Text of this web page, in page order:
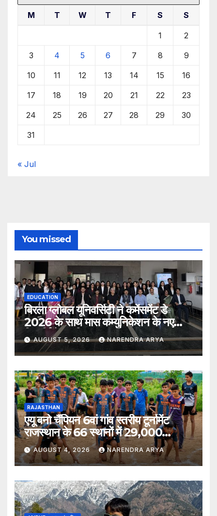
M T W T F S S
1 2
3 4 5 6 7 8 9
10 11 12 13 14 15 16
17 18 19 20 21 22 23
24 25 26 27 28 29 30
31
« Jul
You missed
EDUCATION
बिरला ग्लोबल यूनिवर्सिटी ने कमेंसमेंट डे
2026 के साथ मास कम्युनिकेशन के नए
विद्यार्थियों का किया स्वागत
AUGUST 5, 2026 NARENDRA ARYA
RAJASTHAN
एयू बनो चैंपियन 6वां गांव स्तरीय टूर्नामेंट
राजस्थान के 66 स्थानों में 29,000
खिलाड़ियों की भागीदारी के साथ संपन्न हुआ
AUGUST 4, 2026 NARENDRA ARYA